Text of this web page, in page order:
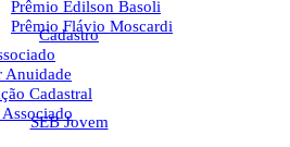
Prêmio Edilson Basoli
Prêmio Flávio Moscardi
Cadastro
Anuidade
Cadastral
SEB Jovem